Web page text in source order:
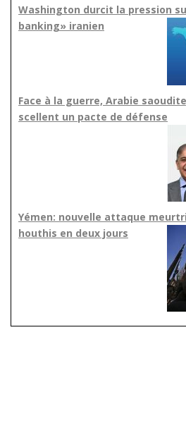
Washington durcit la pression
banking» iranien
Face à la guerre, Arabie
scellent un pacte de défense
Yémen: nouvelle attaque
houthis en deux jours